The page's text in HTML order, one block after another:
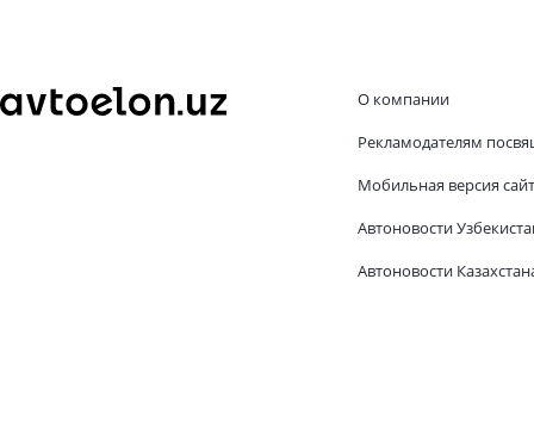
О компании
Рекламодателям
Мобильная версия
Автоновости
Автоновости